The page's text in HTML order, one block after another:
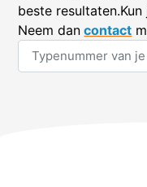
beste
Neem dan contact